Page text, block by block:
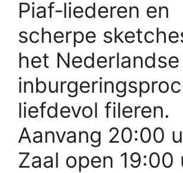
Piaf‑liederen en
scherpe
het Nederlandse
liefdevol fileren.
Aanvang 20:00
Zaal open 19:00